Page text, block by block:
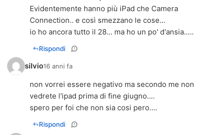
Evidentemente hanno più iPad che Camera
Connection.. e così smezzano le cose...
io ho ancora tutto il 28... ma ho un po' d'ansia.....
Rispondi
silvio16 anni fa
non vorrei essere negativo ma secondo me non
vedrete l'ipad prima di fine giugno....
spero per foi che non sia cosi pero....
Rispondi